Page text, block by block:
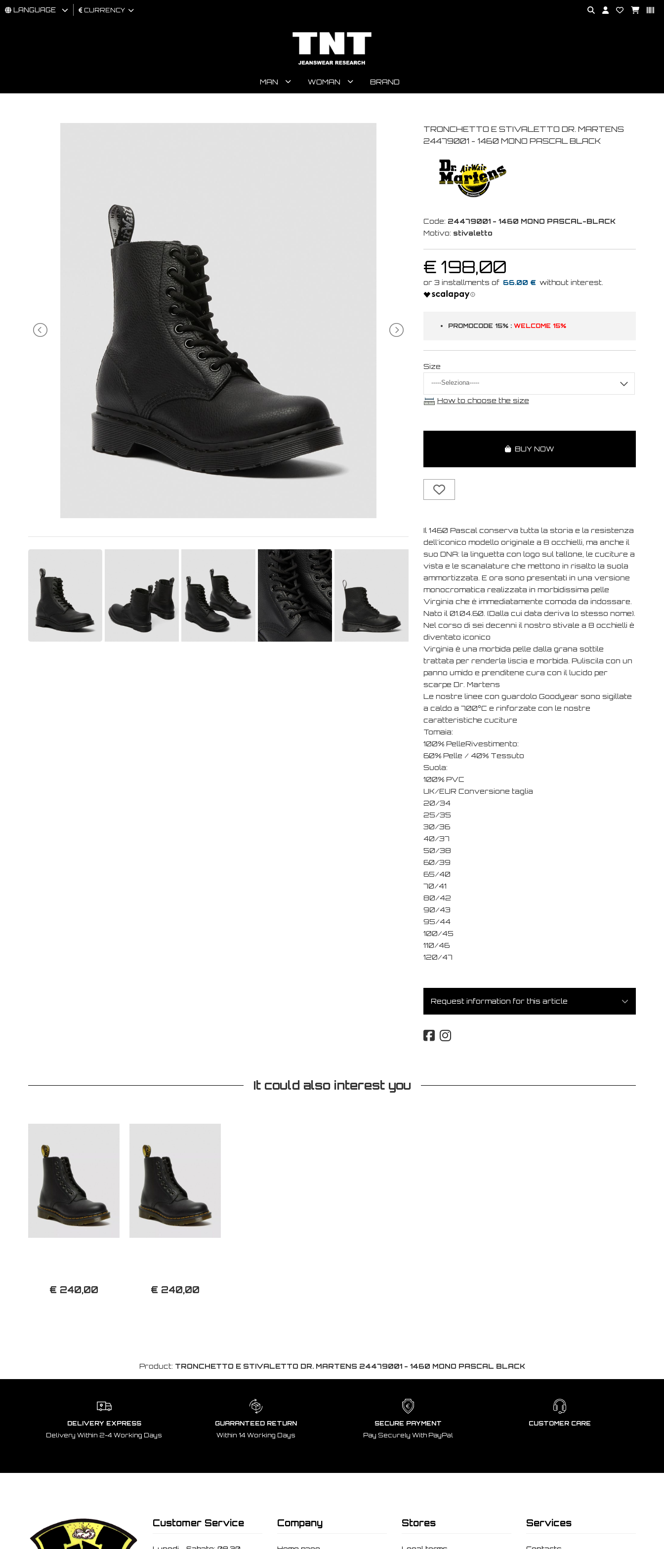
LANGUAGE CURRENCY
MAN WOMAN BRAND
TRONCHETTO E STIVALETTO DR. MARTENS
24479001 - 1460 MONO PASCAL BLACK
Code: 24479001 - 1460 MONO PASCAL-BLACK
Motivo: stivaletto
€ 198,00
66.00 €
PROMOCODE 15% : WELCOME 15%
Size
How to choose the size
BUY NOW
Il 1460 Pascal conserva tutta la storia e la resistenza
dell'iconico modello originale a 8 occhielli, ma anche il
suo DNA: la linguetta con logo sul tallone, le cuciture a
vista e le scanalature che mettono in risalto la suola
ammortizzata. E ora sono presentati in una versione
monocromatica realizzata in morbidissima pelle
Virginia che è immediatamente comoda da indossare.
Nato il 01.04.60. (Dalla cui data deriva lo stesso nome).
Nel corso di sei decenni il nostro stivale a 8 occhielli è
diventato iconico
Virginia è una morbida pelle dalla grana sottile
trattata per renderla liscia e morbida. Puliscila con un
panno umido e prenditene cura con il lucido per
scarpe Dr. Martens
Le nostre linee con guardolo Goodyear sono sigillate
a caldo a 700°C e rinforzate con le nostre
caratteristiche cuciture
Tomaia:
100% PelleRivestimento:
60% Pelle / 40% Tessuto
Suola:
100% PVC
UK/EUR Conversione taglia
20/34
25/35
30/36
40/37
50/38
60/39
65/40
70/41
80/42
90/43
95/44
100/45
110/46
120/47
Request information for this article
It could also interest you
€ 240,00 € 240,00
Product: TRONCHETTO E STIVALETTO DR. MARTENS 24479001 - 1460 MONO PASCAL BLACK
DELIVERY EXPRESS
Delivery Within 2-4 Working Days
GUARANTEED RETURN
Within 14 Working Days
SECURE PAYMENT
Pay Securely With PayPal
CUSTOMER CARE
Customer Service Company Stores Services